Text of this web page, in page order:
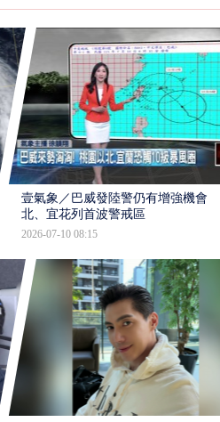
壹氣象／巴威發陸警仍有增強機會
北、宜花列首波警戒區
2026-07-10 08:15